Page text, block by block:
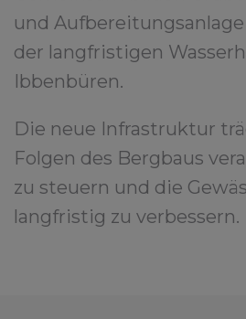
und
der langfristigen
Ibbenbüren.
Die neue Infrastruktur
Folgen des Bergbaus
zu steuern und die
langfristig zu verbessern.